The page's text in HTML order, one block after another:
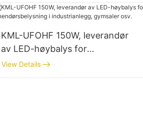
KML-UFOHF 150W, leverandør
av LED-høybalys for
innendørsbelysning i
industrianlegg, gymsaler osv.
View Details